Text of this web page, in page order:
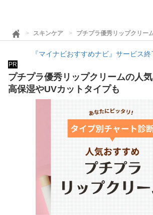
スキンケア プチプラ優秀リップクリー
『マイナビおすすめナビ』サービス
PR
プチプラ優秀リップクリームの人
高保湿やUVカットタイプも